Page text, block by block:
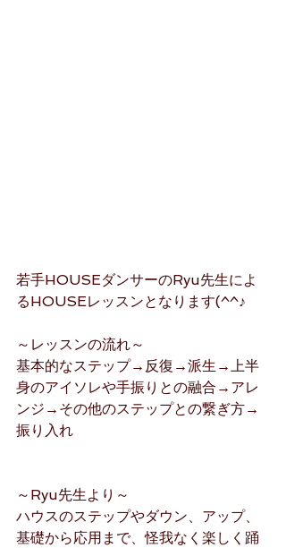
若手HOUSEダンサーのRyu先生によ
るHOUSEレッスンとなります(^^♪
～レッスンの流れ～
基本的なステップ→反復→派生→上半
身のアイソレや手振りとの融合→アレ
ンジ→その他のステップとの繋ぎ方→
振り入れ
～Ryu先生より～
ハウスのステップやダウン、アップ、
基礎から応用まで、怪我なく楽しく踊